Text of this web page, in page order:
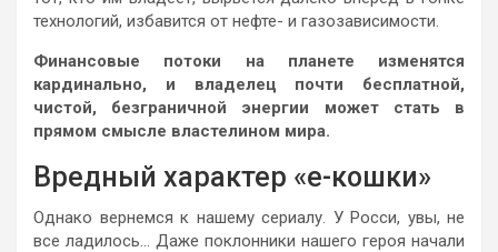
технологий, избавится от нефте- и газозависимости.
Финансовые потоки на планете изменятся
кардинально, и владелец почти бесплатной,
чистой, безграничной энергии может стать в
прямом смысле властелином мира.
Вредный характер «е-кошки»
Однако вернемся к нашему сериалу. У Росси, увы, не
все ладилось… Даже поклонники нашего героя начали